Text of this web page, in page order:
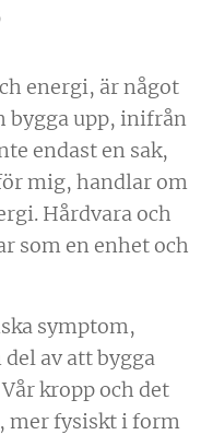
energi, är något
bygga upp, inifrån
endast en sak,
mig, handlar om
Hårdvara och
som en enhet och
symptom,
av att bygga
kropp och det
mer fysiskt i form